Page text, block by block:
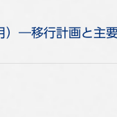
）―移行計画と主